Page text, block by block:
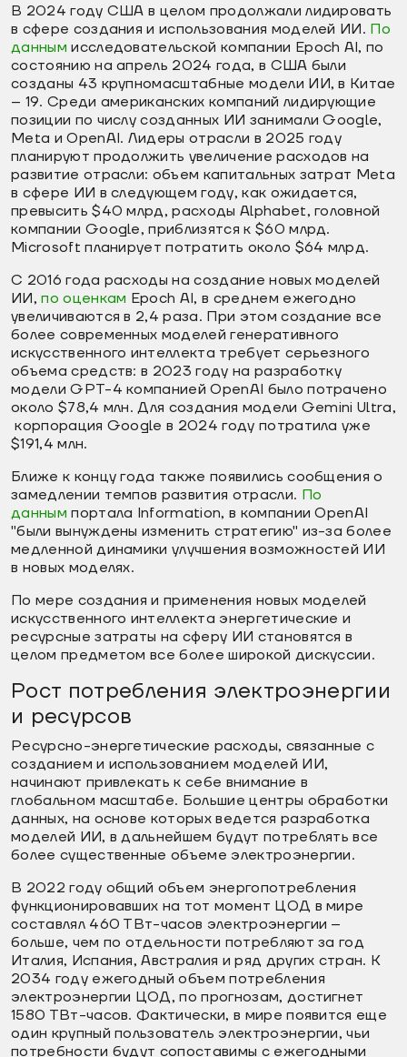
В 2024 году США в целом продолжали лидировать
в сфере создания и использования моделей ИИ. По
даннымисследовательской компании Epoch AI, по
состоянию на апрель 2024 года, в США были
созданы 43 крупномасштабные модели ИИ, в Китае
– 19. Среди американских компаний лидирующие
позиции по числу созданных ИИ занимали Google,
Meta и OpenAI. Лидеры отрасли в 2025 году
планируют продолжить увеличение расходов на
развитие отрасли: объем капитальных затрат Meta
в сфере ИИ в следующем году, как ожидается,
превысить $40 млрд, расходы Alphabet, головной
компании Google, приблизятся к $60 млрд.
Microsoft планирует потратить около $64 млрд.
С 2016 года расходы на создание новых моделей
ИИ,по оценкам Epoch AI, в среднем ежегодно
увеличиваются в 2,4 раза. При этом создание все
более современных моделей генеративного
искусственного интеллекта требует серьезного
объема средств: в 2023 году на разработку
модели GPT-4 компанией OpenAI было потрачено
около $78,4 млн. Для создания модели Gemini Ultra,
корпорация Google в 2024 году потратила уже
$191,4 млн.
Ближе к концу года также появились сообщения о
замедлении темпов развития отрасли. По
данным портала Information, в компании OpenAI
"были вынуждены изменить стратегию" из-за более
медленной динамики улучшения возможностей ИИ
в новых моделях.
По мере создания и применения новых моделей
искусственного интеллекта энергетические и
ресурсные затраты на сферу ИИ становятся в
целом предметом все более широкой дискуссии.
Рост потребления электроэнергии
и ресурсов
Ресурсно-энергетические расходы, связанные с
созданием и использованием моделей ИИ,
начинают привлекать к себе внимание в
глобальном масштабе. Большие центры обработки
данных, на основе которых ведется разработка
моделей ИИ, в дальнейшем будут потреблять все
более существенные объеме электроэнергии.
В 2022 году общий объем энергопотребления
функционировавших на тот момент ЦОД в мире
составлял 460 ТВт-часов электроэнергии –
больше, чем по отдельности потребляют за год
Италия, Испания, Австралия и ряд других стран. К
2034 году ежегодный объем потребления
электроэнергии ЦОД, по прогнозам, достигнет
1580 ТВт-часов. Фактически, в мире появится еще
один крупный пользователь электроэнергии, чьи
потребности будут сопоставимы с ежегодными